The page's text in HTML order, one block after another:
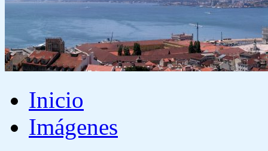
Inicio
Imágenes